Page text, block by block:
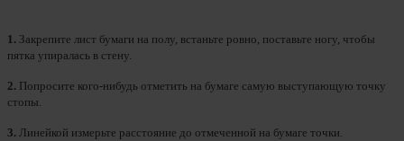
1. Закрепите лист бумаги на полу, встаньте ровно, поставьте ногу, чтобы
пятка упиралась в стену.
2. Попросите кого-нибудь отметить на бумаге самую выступающую точку
стопы.
3. Линейкой измерьте расстояние до отмеченной на бумаге точки.